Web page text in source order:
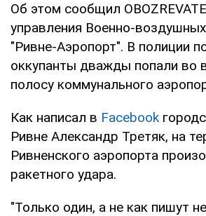
Об этом сообщил
управления Военно-
"Ривне-Аэропорт". В полиции
оккупанты дважды попали во
полосу коммунального
Как написал в Facebook
Ривне Александр Третяк, на
Ривненского аэропорта
ракетного удара.
"Только один, а не как пишут